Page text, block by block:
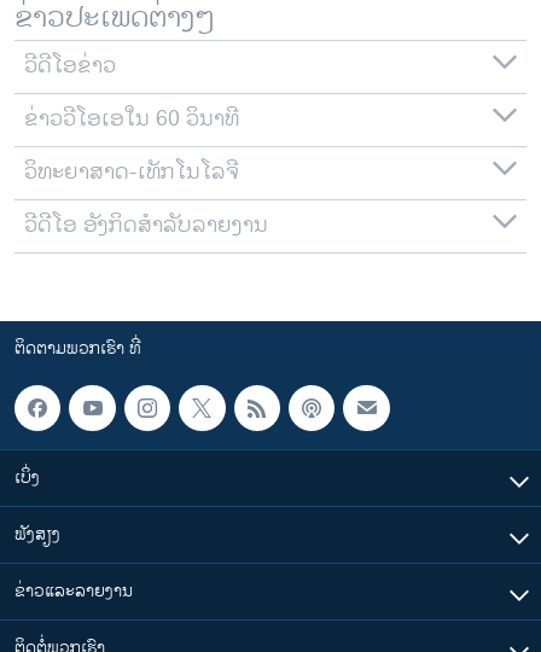
ຂ່າວປະເພດຕ່າງໆ
ວີດີໂອຂ່າວ
ຂ່າວວີໂອເອໃນ 60 ວິນາທີ
ວິທະຍາສາດ-ເທັກໂນໂລຈີ
ວີດີໂອ ອັງກິດສຳລັບລາຍງານ
ຕິດຕາມພວກເຮົາ ທີ່
ເບິ່ງ
ຟັງສຽງ
ຂ່າວແລະລາຍງານ